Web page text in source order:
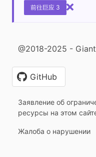
前往巨应 3
@2018-2025 -
GitHub
Заявление об
ресурсы на этом
Жалоба о нарушении